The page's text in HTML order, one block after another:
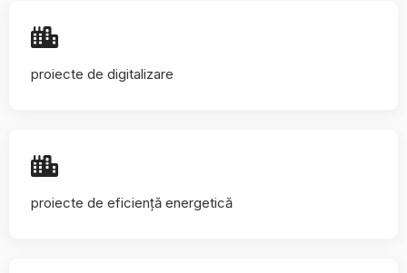
proiecte de digitalizare
proiecte de eficiență energetică